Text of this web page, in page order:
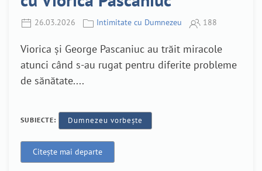
26.03.2026 Intimitate cu Dumnezeu 188
Viorica și George Pascaniuc au trăit miracole
atunci când s-au rugat pentru diferite probleme
de sănătate....
SUBIECTE: Dumnezeu vorbește
Citește mai departe